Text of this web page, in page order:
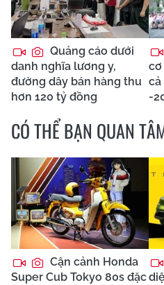
Quảng cáo dưới
danh nghĩa lương y,
đường dây bán hàng thu
hơn 120 tỷ đồng
cơ
cả
-
CÓ THỂ BẠN QUAN
Cận cảnh Honda
Super Cub Tokyo 80s đặc